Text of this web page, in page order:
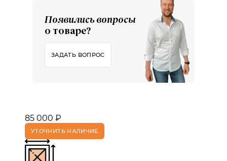
Появились вопросы
о товаре?
ЗАДАТЬ ВОПРОС
85 000 ₽
УТОЧНИТЬ НАЛИЧИЕ